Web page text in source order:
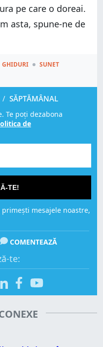
pe care o doreai.
asta, spune-ne de
GHIDURI
SUNET
/ SĂPTĂMÂNAL
Te poți dezabona
de
TE!
mesajele noastre,
COMENTEAZĂ
te: